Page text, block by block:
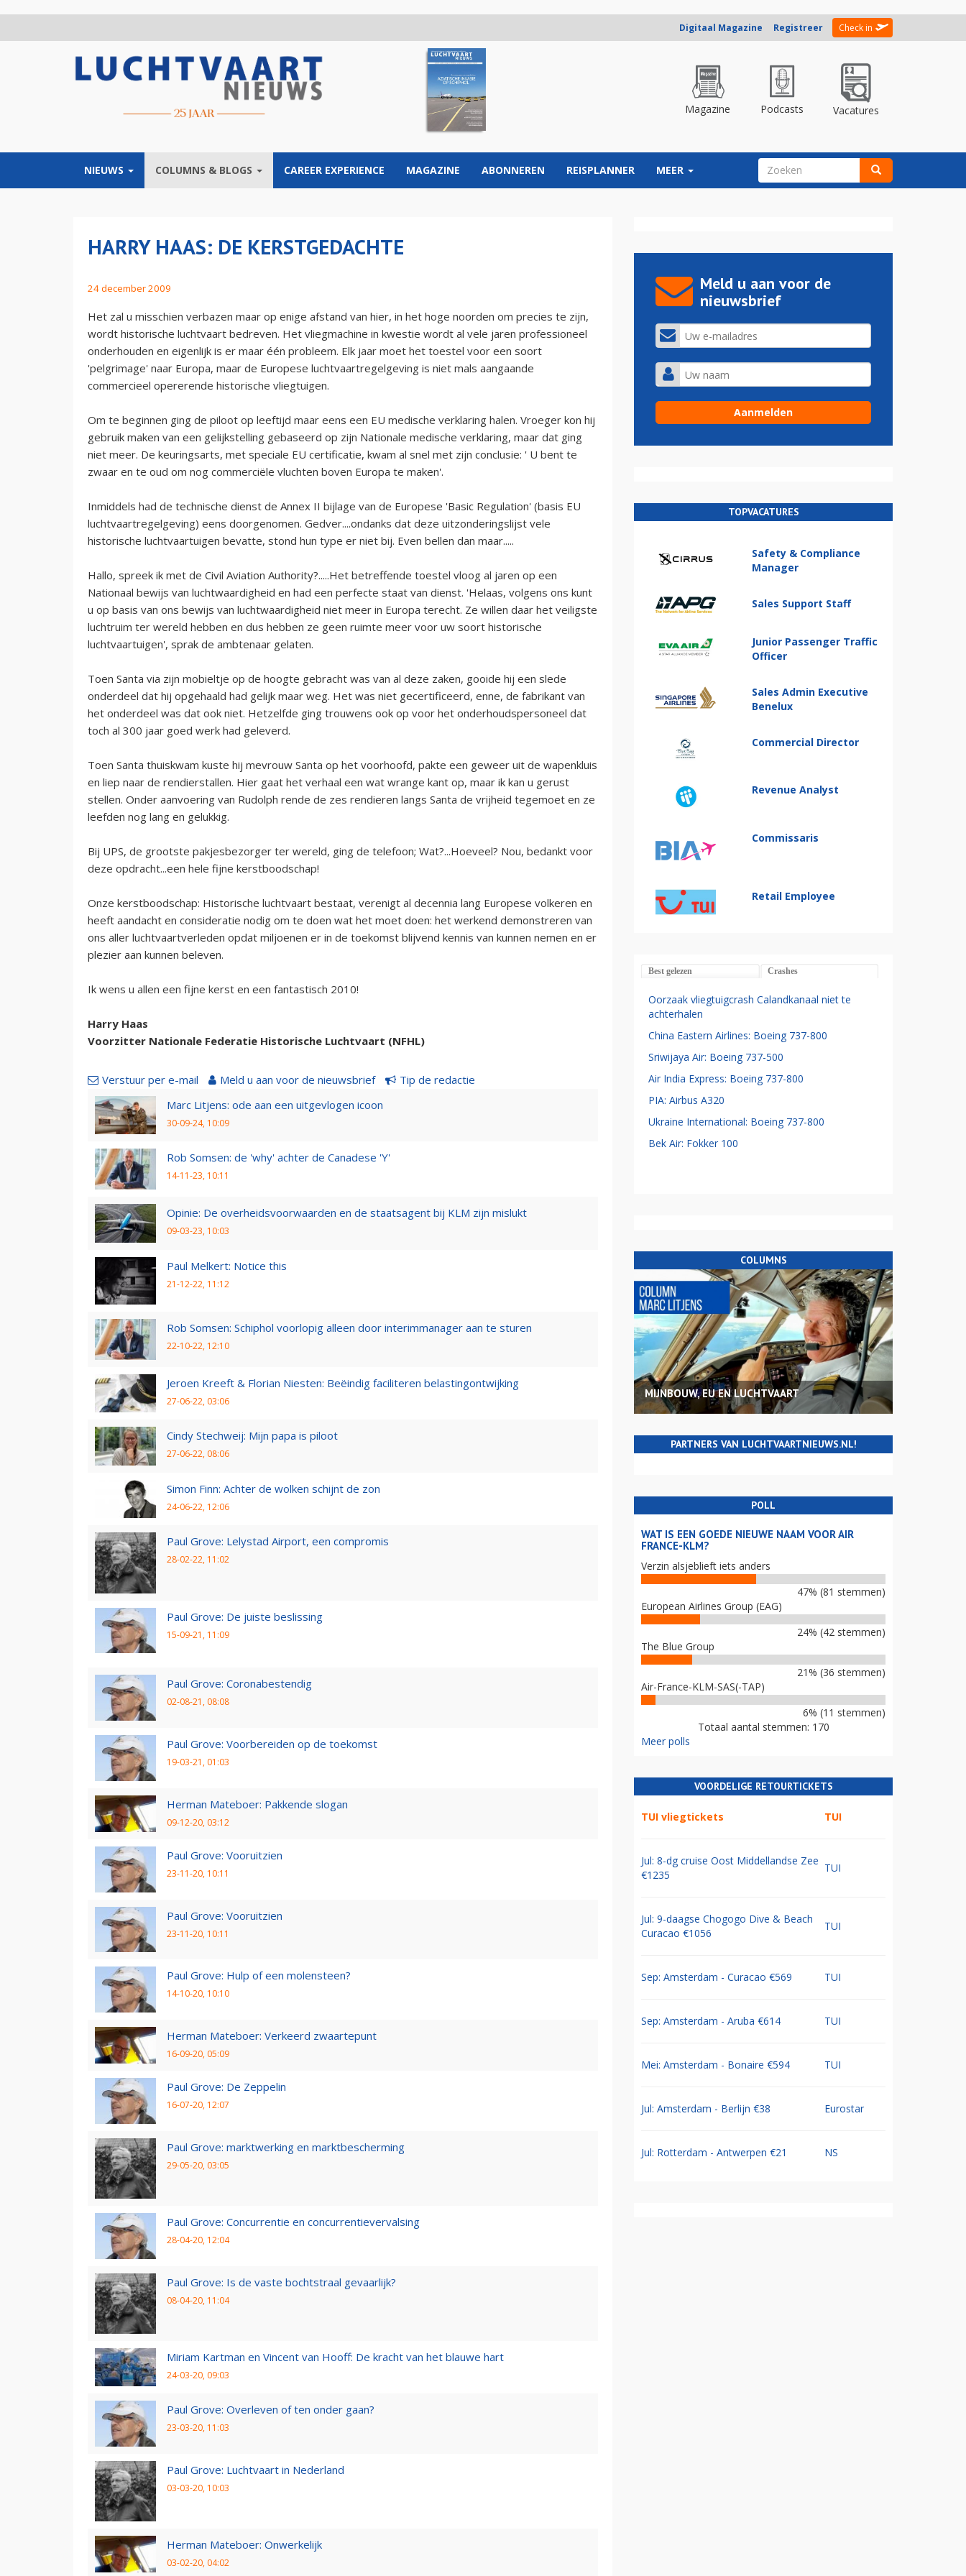
Digitaal Magazine Registreer Check in
Magazine Podcasts Vacatures
NIEUWS COLUMNS & BLOGS CAREER EXPERIENCE MAGAZINE ABONNEREN REISPLANNER MEER ZOEKVELD
HARRY HAAS: DE KERSTGEDACHTE
24 december 2009
Het zal u misschien verbazen maar op enige afstand van hier, in het hoge noorden om precies te zijn,
wordt historische luchtvaart bedreven. Het vliegmachine in kwestie wordt al vele jaren professioneel
onderhouden en eigenlijk is er maar één probleem. Elk jaar moet het toestel voor een soort
'pelgrimage' naar Europa, maar de Europese luchtvaartregelgeving is niet mals aangaande
commercieel opererende historische vliegtuigen.
Om te beginnen ging de piloot op leeftijd maar eens een EU medische verklaring halen. Vroeger kon hij
gebruik maken van een gelijkstelling gebaseerd op zijn Nationale medische verklaring, maar dat ging
niet meer. De keuringsarts, met speciale EU certificatie, kwam al snel met zijn conclusie: ' U bent te
zwaar en te oud om nog commerciële vluchten boven Europa te maken'.
Inmiddels had de technische dienst de Annex II bijlage van de Europese 'Basic Regulation' (basis EU
luchtvaartregelgeving) eens doorgenomen. Gedver....ondanks dat deze uitzonderingslijst vele
historische luchtvaartuigen bevatte, stond hun type er niet bij. Even bellen dan maar.....
Hallo, spreek ik met de Civil Aviation Authority?.....Het betreffende toestel vloog al jaren op een
Nationaal bewijs van luchtwaardigheid en had een perfecte staat van dienst. 'Helaas, volgens ons kunt
u op basis van ons bewijs van luchtwaardigheid niet meer in Europa terecht. Ze willen daar het veiligste
luchtruim ter wereld hebben en dus hebben ze geen ruimte meer voor uw soort historische
luchtvaartuigen', sprak de ambtenaar gelaten.
Toen Santa via zijn mobieltje op de hoogte gebracht was van al deze zaken, gooide hij een slede
onderdeel dat hij opgehaald had gelijk maar weg. Het was niet gecertificeerd, enne, de fabrikant van
het onderdeel was dat ook niet. Hetzelfde ging trouwens ook op voor het onderhoudspersoneel dat
toch al 300 jaar goed werk had geleverd.
Toen Santa thuiskwam kuste hij mevrouw Santa op het voorhoofd, pakte een geweer uit de wapenkluis
en liep naar de rendierstallen. Hier gaat het verhaal een wat wrange kant op, maar ik kan u gerust
stellen. Onder aanvoering van Rudolph rende de zes rendieren langs Santa de vrijheid tegemoet en ze
leefden nog lang en gelukkig.
Bij UPS, de grootste pakjesbezorger ter wereld, ging de telefoon; Wat?...Hoeveel? Nou, bedankt voor
deze opdracht...een hele fijne kerstboodschap!
Onze kerstboodschap: Historische luchtvaart bestaat, verenigt al decennia lang Europese volkeren en
heeft aandacht en consideratie nodig om te doen wat het moet doen: het werkend demonstreren van
ons aller luchtvaartverleden opdat miljoenen er in de toekomst blijvend kennis van kunnen nemen en er
plezier aan kunnen beleven.
Ik wens u allen een fijne kerst en een fantastisch 2010!
Harry Haas
Voorzitter Nationale Federatie Historische Luchtvaart (NFHL)
Verstuur per e-mail Meld u aan voor de nieuwsbrief
Tip de redactie
Marc Litjens: ode aan een uitgevlogen icoon
30-09-24, 10:09
Rob Somsen: de 'why' achter de Canadese 'Y'
14-11-23, 10:11
Opinie: De overheidsvoorwaarden en de staatsagent bij KLM zijn mislukt
09-03-23, 10:03
Paul Melkert: Notice this
21-12-22, 11:12
Rob Somsen: Schiphol voorlopig alleen door interimmanager aan te sturen
22-10-22, 12:10
Jeroen Kreeft & Florian Niesten: Beëindig faciliteren belastingontwijking
27-06-22, 03:06
Cindy Stechweij: Mijn papa is piloot
27-06-22, 08:06
Simon Finn: Achter de wolken schijnt de zon
24-06-22, 12:06
Paul Grove: Lelystad Airport, een compromis
28-02-22, 11:02
Paul Grove: De juiste beslissing
15-09-21, 11:09
Paul Grove: Coronabestendig
02-08-21, 08:08
Paul Grove: Voorbereiden op de toekomst
19-03-21, 01:03
Herman Mateboer: Pakkende slogan
09-12-20, 03:12
Paul Grove: Vooruitzien
23-11-20, 10:11
Paul Grove: Vooruitzien
23-11-20, 10:11
Paul Grove: Hulp of een molensteen?
14-10-20, 10:10
Herman Mateboer: Verkeerd zwaartepunt
16-09-20, 05:09
Paul Grove: De Zeppelin
16-07-20, 12:07
Paul Grove: marktwerking en marktbescherming
29-05-20, 03:05
Paul Grove: Concurrentie en concurrentievervalsing
28-04-20, 12:04
Paul Grove: Is de vaste bochtstraal gevaarlijk?
08-04-20, 11:04
Miriam Kartman en Vincent van Hooff: De kracht van het blauwe hart
24-03-20, 09:03
Paul Grove: Overleven of ten onder gaan?
23-03-20, 11:03
Paul Grove: Luchtvaart in Nederland
03-03-20, 10:03
Herman Mateboer: Onwerkelijk
03-02-20, 04:02
Meld u aan voor de
nieuwsbrief
TOPVACATURES
Safety & Compliance
Manager
Sales Support Staff
Junior Passenger Traffic
Officer
Sales Admin Executive
Benelux
Commercial Director
Revenue Analyst
Commissaris
Retail Employee
Best gelezen Crashes
Oorzaak vliegtuigcrash Calandkanaal niet te
achterhalen
China Eastern Airlines: Boeing 737-800
Sriwijaya Air: Boeing 737-500
Air India Express: Boeing 737-800
PIA: Airbus A320
Ukraine International: Boeing 737-800
Bek Air: Fokker 100
COLUMNS
MIJNBOUW, EU EN LUCHTVAART
PARTNERS VAN LUCHTVAARTNIEUWS.NL!
POLL
WAT IS EEN GOEDE NIEUWE NAAM VOOR AIR
FRANCE-KLM?
Verzin alsjeblieft iets anders
47% (81 stemmen)
European Airlines Group (EAG)
24% (42 stemmen)
The Blue Group
21% (36 stemmen)
Air-France-KLM-SAS(-TAP)
6% (11 stemmen)
Totaal aantal stemmen: 170
Meer polls
VOORDELIGE RETOURTICKETS
TUI vliegtickets TUI
Jul: 8-dg cruise Oost Middellandse Zee
€1235
TUI
Jul: 9-daagse Chogogo Dive & Beach
Curacao €1056
TUI
Sep: Amsterdam - Curacao €569 TUI
Sep: Amsterdam - Aruba €614 TUI
Mei: Amsterdam - Bonaire €594 TUI
Jul: Amsterdam - Berlijn €38 Eurostar
Jul: Rotterdam - Antwerpen €21 NS